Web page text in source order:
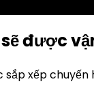
được
xếp